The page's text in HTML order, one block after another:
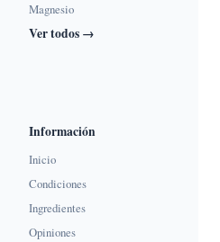
Magnesio
Ver todos →
Información
Inicio
Condiciones
Ingredientes
Opiniones